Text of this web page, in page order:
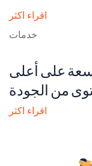
اقراء اكثر
خدمات
على أعلى
من الجودة
اقراء اكثر